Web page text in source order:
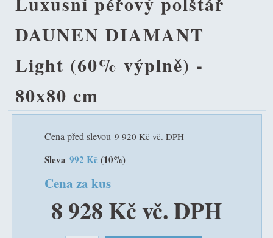
DAUNEN DIAMANT
Light (60% výplně) -
80x80 cm
Cena před slevou 9 920 Kč vč. DPH
Sleva 992 Kč (10%)
Cena za kus
8 928 Kč vč. DPH